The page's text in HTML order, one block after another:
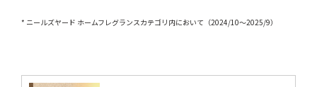
* ニールズヤード ホームフレグランスカテゴリ内において（2024/10～2025/9）